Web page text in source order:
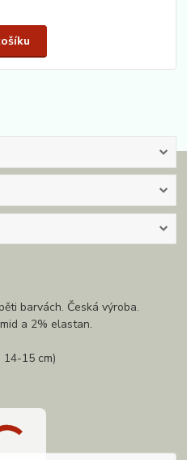
barvách. Česká výroba.
a 2% elastan.
15 cm)